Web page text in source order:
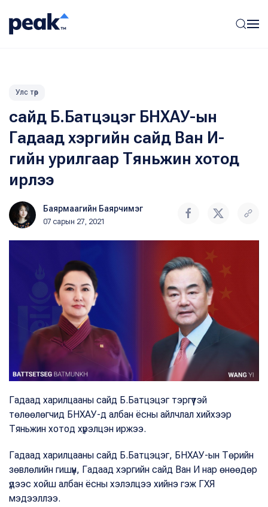
Улс төр
сайд Б.Батцэцэг БНХАУ-ын
Гадаад хэргийн сайд Ван И-
гийн урилгаар Тяньжин хотод
ирлээ
Баярмаагийн Баярчимэг
07 сарын 27, 2021
Гадаад харилцааны сайд Б.Батцэцэг тэргүүтэй
төлөөлөгчид БНХАУ-д албан ёсны айлчлал хийхээр
Тяньжин хотод хүрэлцэн иржээ.
Гадаад харилцааны сайд Б.Батцэцэг, БНХАУ-ын Төрийн
зөвлөлийн гишүүн, Гадаад хэргийн сайд Ван И нар өнөөдөр
үдээс хойш албан ёсны хэлэлцээ хийнэ гэж ГХЯ
мэдээллээ.